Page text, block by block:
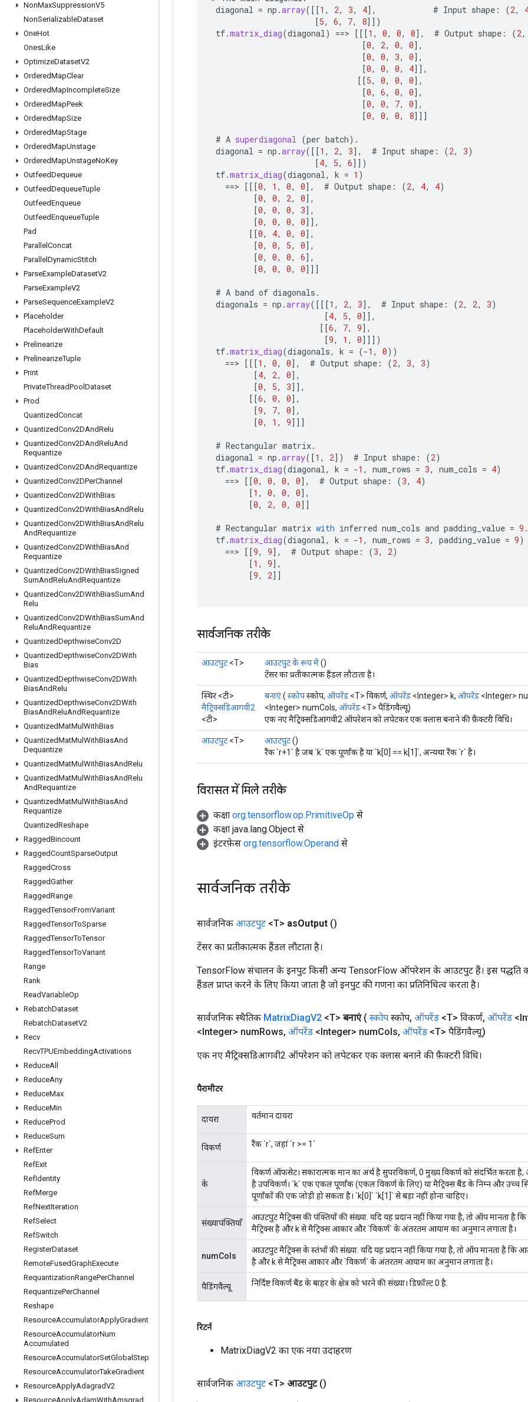
NonMaxSuppressionV5
NonSerializableDataset
OneHot
OnesLike
OptimizeDatasetV2
OrderedMapClear
OrderedMapIncompleteSize
OrderedMapPeek
OrderedMapSize
OrderedMapStage
OrderedMapUnstage
OrderedMapUnstageNoKey
OutfeedDequeue
OutfeedDequeueTuple
OutfeedEnqueue
OutfeedEnqueueTuple
Pad
Parallel Concat
Parallel DynamicStitch
ParseExampleDatasetV2
ParseExampleV2
ParseSequenceExampleV2
Placeholder
PlaceholderWithDefault
Prelinearize
PrelinearizeTuple
Print
PrivateThreadPool Dataset
Prod
QuantizedConcat
QuantizedConv2DAndRelu
QuantizedConv2DAndReluAnd
Requantize
QuantizedConv2DAndRequantize
QuantizedConv2DPerChannel
QuantizedConv2DWithBias
QuantizedConv2DWithBiasAndRelu
QuantizedConv2DWithBiasAndRelu
AndRequantize
QuantizedConv2DWithBiasAnd
Requantize
QuantizedConv2DWithBiasSigned
SumAndReluAndRequantize
QuantizedConv2DWithBiasSumAnd
Relu
QuantizedConv2DWithBiasSumAnd
ReluAndRequantize
QuantizedDepthwiseConv2D
QuantizedDepthwiseConv2DWith
Bias
QuantizedDepthwiseConv2DWith
BiasAndRelu
QuantizedDepthwiseConv2DWith
BiasAndReluAndRequantize
QuantizedMatMul WithBias
QuantizedMatMul WithBiasAnd
Dequantize
QuantizedMatMul WithBiasAndRelu
QuantizedMatMul WithBiasAndRelu
AndRequantize
QuantizedMatMul WithBiasAnd
Requantize
QuantizedReshape
RaggedBincount
RaggedCountSparseOutput
RaggedCross
RaggedGather
RaggedRange
RaggedTensorFromVariant
RaggedTensorToSparse
RaggedTensorToTensor
RaggedTensorToVariant
Range
Rank
ReadVariableOp
RebatchDataset
RebatchDatasetV2
Recv
RecvTPUEmbeddingActivations
ReduceAll
ReduceAny
ReduceMax
ReduceMin
ReduceProd
ReduceSum
RefEnter
RefExit
RefIdentity
RefMerge
RefNextIteration
RefSelect
RefSwitch
RegisterDataset
RemoteFusedGraphExecute
RequantizationRangePerChannel
RequantizePerChannel
Reshape
ResourceAccumulatorApplyGradient
ResourceAccumulatorNum
Accumulated
ResourceAccumulatorSetGlobal Step
ResourceAccumulatorTakeGradient
ResourceApplyAdagradV2
ResourceApplyAdamWithAmsgrad
diagonal = np .array( [[1 , 2, 3, 4] , # Input shape : (2,
[5, 6, 7, 8]] )
tf.matrix_diag(diagonal) ==> [[[1 , 0, 0, 0] , # Output shape : (2,
[0, 2, 0, 0] ,
[0, 0, 3, 0] ,
[0, 0, 0, 4]] ,
[[5, 0, 0, 0] ,
[0, 6, 0, 0] ,
[0, 0, 7, 0] ,
[0, 0, 0, 8]]]
# A superdiagonal (per batch).
diagonal = np .array( [[1 , 2, 3] , # Input shape : (2, 3)
[4, 5, 6]] )
tf.matrix_diag(diagonal, k = 1 )
==> [[[0, 1 , 0, 0] , # Output shape : (2, 4, 4)
[0, 0, 2, 0] ,
[0, 0, 0, 3] ,
[0, 0, 0, 0]] ,
[[0, 4, 0, 0] ,
[0, 0, 5, 0] ,
[0, 0, 0, 6] ,
[0, 0, 0, 0]]]
# A band of diagonals .
diagonals = np .array( [[[1 , 2, 3] , # Input shape : (2, 2, 3)
[4, 5, 0]] ,
[[6, 7, 9] ,
[9, 1 , 0]]] )
tf.matrix_diag(diagonals, k = (-1 , 0))
==> [[[1 , 0, 0] , # Output shape : (2, 3, 3)
[4, 2, 0] ,
[0, 5, 3]] ,
[[6, 0, 0] ,
[9, 7, 0] ,
[0, 1 , 9]]]
# Rectangular matrix.
diagonal = np .array( [1 , 2] ) # Input shape : (2)
tf.matrix_diag(diagonal, k = -1 , num_rows = 3, num_cols = 4)
==> [[0, 0, 0, 0] , # Output shape : (3, 4)
[1 , 0, 0, 0] ,
[0, 2, 0, 0]]
# Rectangular matrix with inferred num_cols and padding_value = 9.
tf.matrix_diag(diagonal, k = -1 , num_rows = 3, padding_value = 9)
==> [[9, 9] , # Output shape : (3, 2)
[1 , 9] ,
[9, 2]]
सार्वजनिक तरीके
आउटपुट <T> आउटपुट के रूप में()
टेंसर का प्रतीकात्मक हैंडल लौटाता है।
स्थिर <टी>
मैट्रिक्सडिआगवी2
<टी>
बनाएं( स्कोपस्कोप, ऑपरेंड <T> विकर्ण, ऑपरेंड <Integer> k, ऑपरेंड <Integer>
<Integer> numCols, ऑपरेंड <T> पैडिंगवैल्यू)
एक नए मैट्रिक्सडिआगवी2 ऑपरेशन को लपेटकर एक क्लास बनाने की फ़ैक्टरी विधि।
आउटपुट <T> आउटपुट()
रैंक `r+1` है जब `k` एक पूर्णांक है या `k[0] == k[1]`, अन्यथा रैंक `r` है।
विरासत में मिले तरीके
कक्षा org.tensorflow.op.PrimitiveOp से
कक्षा java.lang.Object से
इंटरफ़ेस org.tensorflow.Operand से
सार्वजनिक तरीके
सार्वजनिक आउटपुट <T> asOutput ()
टेंसर का प्रतीकात्मक हैंडल लौटाता है।
TensorFlow संचालन के इनपुट किसी अन्य TensorFlow ऑपरेशन के आउटपुट हैं। इस पद्धति
हैंडल प्राप्त करने के लिए किया जाता है जो इनपुट की गणना का प्रतिनिधित्व करता है।
सार्वजनिक स्थैतिक MatrixDiagV2 <T> बनाएं ( स्कोप स्कोप, ऑपरेंड <T> विकर्ण, ऑपरेंड
<Integer> numRows, ऑपरेंड <Integer> numCols, ऑपरेंड <T> पैडिंगवैल्यू)
एक नए मैट्रिक्सडिआगवी2 ऑपरेशन को लपेटकर एक क्लास बनाने की फ़ैक्टरी विधि।
पैरामीटर
दायरा वर्तमान दायरा
विकर्ण रैंक `r`, जहां `r >= 1`
के
विकर्ण ऑफसेट। सकारात्मक मान का अर्थ है सुपरविकर्ण, 0 मुख्य विकर्ण को संदर्भित करता
है उपविकर्ण। `k` एक एकल पूर्णांक (एकल विकर्ण के लिए) या मैट्रिक्स बैंड के निम्न और उच्च
पूर्णांकों की एक जोड़ी हो सकता है। `k[0]` `k[1]` से बड़ा नहीं होना चाहिए।
संख्यापंक्तियाँ
आउटपुट मैट्रिक्स की पंक्तियों की संख्या. यदि यह प्रदान नहीं किया गया है, तो ऑप मानता है
मैट्रिक्स है और k से मैट्रिक्स आकार और `विकर्ण` के अंतरतम आयाम का अनुमान लगाता है।
numCols
आउटपुट मैट्रिक्स के स्तंभों की संख्या. यदि यह प्रदान नहीं किया गया है, तो ऑप मानता है कि
है और k से मैट्रिक्स आकार और `विकर्ण` के अंतरतम आयाम का अनुमान लगाता है।
पैडिंगवैल्यू निर्दिष्ट विकर्ण बैंड के बाहर के क्षेत्र को भरने की संख्या। डिफ़ॉल्ट 0 है.
रिटर्न
MatrixDiagV2 का एक नया उदाहरण
सार्वजनिक आउटपुट <T> आउटपुट ()